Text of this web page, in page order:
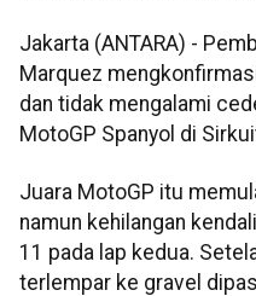
Jakarta (ANTARA) -
Marquez
dan tidak mengalami
MotoGP Spanyol di
Juara MotoGP itu
namun kehilangan
11 pada lap kedua.
terlempar ke gravel